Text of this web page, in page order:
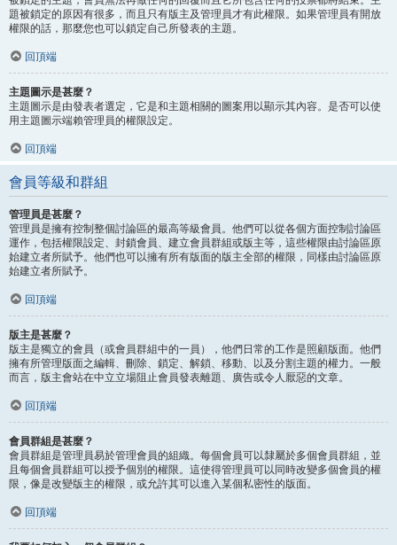
題被鎖定的原因有很多，而且只有版主及管理員才有此權限。如果管理員有開放
權限的話，那麼您也可以鎖定自己所發表的主題。
回頂端
主題圖示是甚麼？
主題圖示是由發表者選定，它是和主題相關的圖案用以顯示其內容。是否可以使
用主題圖示端賴管理員的權限設定。
回頂端
會員等級和群組
管理員是甚麼？
管理員是擁有控制整個討論區的最高等級會員。他們可以從各個方面控制討論區
運作，包括權限設定、封鎖會員、建立會員群組或版主等，這些權限由討論區原
始建立者所賦予。他們也可以擁有所有版面的版主全部的權限，同樣由討論區原
始建立者所賦予。
回頂端
版主是甚麼？
版主是獨立的會員（或會員群組中的一員），他們日常的工作是照顧版面。他們
擁有所管理版面之編輯、刪除、鎖定、解鎖、移動、以及分割主題的權力。一般
而言，版主會站在中立立場阻止會員發表離題、廣告或令人厭惡的文章。
回頂端
會員群組是甚麼？
會員群組是管理員易於管理會員的組織。每個會員可以隸屬於多個會員群組，並
且每個會員群組可以授予個別的權限。這使得管理員可以同時改變多個會員的權
限，像是改變版主的權限，或允許其可以進入某個私密性的版面。
回頂端